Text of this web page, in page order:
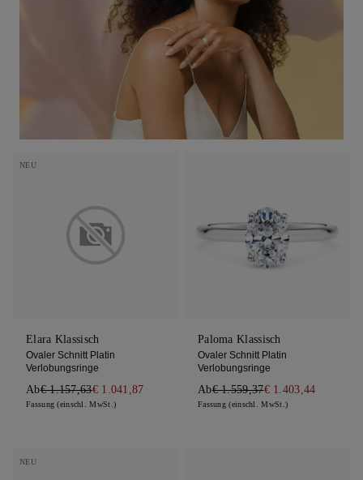
NEU
Elara Klassisch
Ovaler Schnitt Platin
Verlobungsringe
Ab€ 1.157,63€ 1.041,87
Fassung (einschl. MwSt.)
Paloma Klassisch
Ovaler Schnitt Platin
Verlobungsringe
Ab€ 1.559,37€ 1.403,44
Fassung (einschl. MwSt.)
NEU